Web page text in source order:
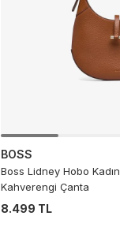
BOSS
Boss Lidney Hobo Kadın
Kahverengi Çanta
8.499 TL